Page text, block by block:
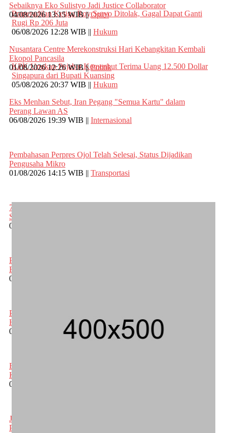
Praperadilan Ketiga Roy Suryo Ditolak, Gagal Dapat Ganti
Rugi Rp 206 Juta
06/08/2026 12:28 WIB || Hukum
KPK Ungkap Pejabat Kemenhut Terima Uang 12.500 Dollar
Singapura dari Bupati Kuansing
05/08/2026 20:37 WIB || Hukum
Sebaiknya Eko Sulistyo Jadi Justice Collaborator
04/08/2026 13:15 WIB ||Opini
Nusantara Centre Merekonstruksi Hari Kebangkitan Kembali
Ekopol Pancasila
01/08/2026 12:26 WIB ||Politik
Eks Menhan Sebut, Iran Pegang "Semua Kartu" dalam
Perang Lawan AS
06/08/2026 19:39 WIB || Internasional
Pembahasan Perpres Ojol Telah Selesai, Status Dijadikan
Pengusaha Mikro
01/08/2026 14:15 WIB || Transportasi
707 Guru dan Siswa SMKN 6 Semarang Keracunan, BGN
Suspend SPPG Karangturi
02/08/2026 14:42 WIB ||
Praperadilan Ketiga Roy Suryo Ditolak, Gagal Dapat Ganti
Rugi Rp 206 Juta
06/08/2026 12:28 WIB ||
Peluncuran Buku dan Simposium Nasional Nusantara Centre
Hasilkan Maklumat Merdeka Barat
04/08/2026 22:54 WIB ||Makro/Mikro
Eksepsinya Diterima Hakim, Dokter Tifa Praperadilankan
Kejaksaan
04/08/2026 18:37 WIB ||
Jenderal Dudung Pimpin Peluncuran Buku dan Diskusi UU
Perekonomian Nasional